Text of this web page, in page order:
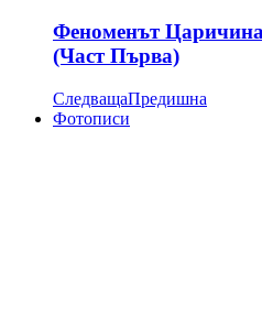
Феноменът
(Част Първа)
СледващаПредишна
Фотописи